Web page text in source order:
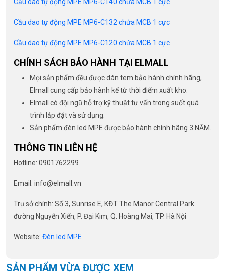
Cầu dao tự động MPE MP6-C140 chứa MCB 1 cực
Cầu dao tự động MPE MP6-C132 chứa MCB 1 cực
Cầu dao tự động MPE MP6-C120 chứa MCB 1 cực
CHÍNH SÁCH BẢO HÀNH TẠI ELMALL
Mọi sản phẩm đều được dán tem bảo hành chính hãng,
Elmall cung cấp bảo hành kể từ thời điểm xuất kho.
Elmall có đội ngũ hỗ trợ kỹ thuật tư vấn trong suốt quá
trình lắp đặt và sử dụng.
Sản phẩm đèn led MPE được bảo hành chính hãng 3 NĂM.
THÔNG TIN LIÊN HỆ
Hotline: 0901762299
Email: info@elmall.vn
Trụ sở chính: Số 3, Sunrise E, KĐT The Manor Central Park
đường Nguyễn Xiển, P. Đại Kim, Q. Hoàng Mai, TP. Hà Nội
Website: Đèn led MPE
SẢN PHẨM VỪA ĐƯỢC XEM